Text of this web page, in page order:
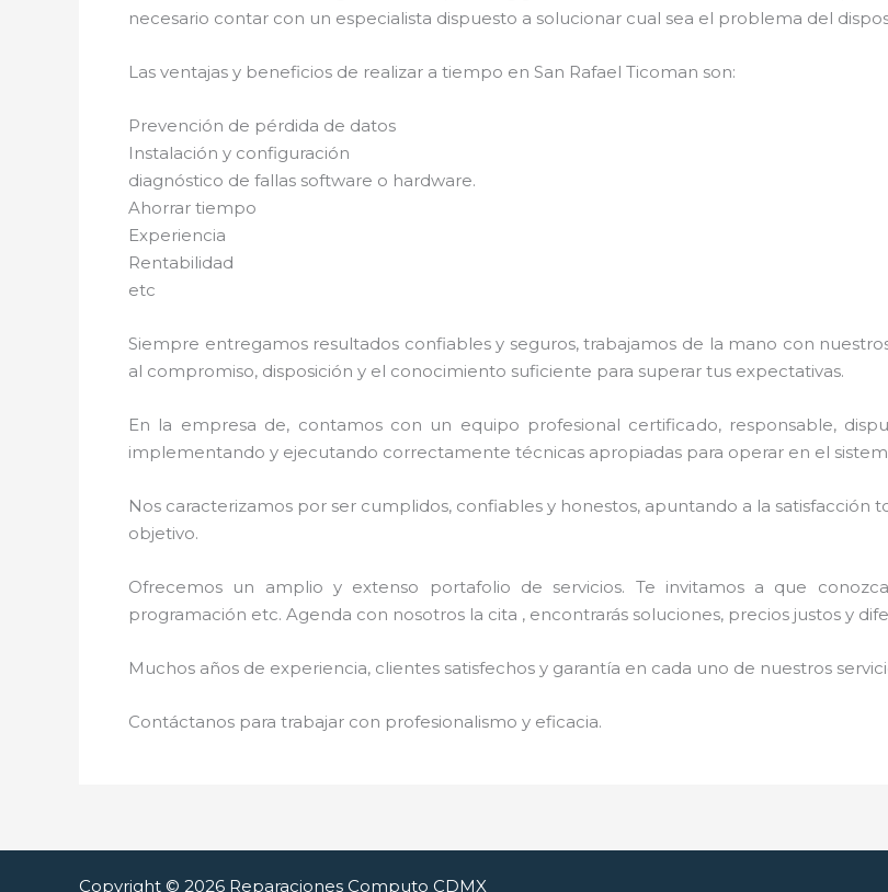
necesario contar con un especialista dispuesto a solucionar cual sea el problema del
Las ventajas y beneficios de realizar a tiempo en San Rafael Ticoman son:
Prevención de pérdida de datos
Instalación y configuración
diagnóstico de fallas software o hardware.
Ahorrar tiempo
Experiencia
Rentabilidad
etc
Siempre entregamos resultados confiables y seguros, trabajamos de la mano con
al compromiso, disposición y el conocimiento suficiente para superar tus expectativas.
En la empresa de, contamos con un equipo profesional certificado, responsable,
implementando y ejecutando correctamente técnicas apropiadas para operar en el
Nos caracterizamos por ser cumplidos, confiables y honestos, apuntando a la
objetivo.
Ofrecemos un amplio y extenso portafolio de servicios. Te invitamos a que
programación etc. Agenda con nosotros la cita , encontrarás soluciones, precios justos y
Muchos años de experiencia, clientes satisfechos y garantía en cada uno de nuestros
Contáctanos para trabajar con profesionalismo y eficacia.
Copyright © 2026 Reparaciones Computo CDMX